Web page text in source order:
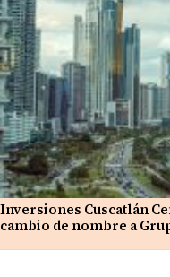
Inversiones Cuscatlán
cambio de nombre a